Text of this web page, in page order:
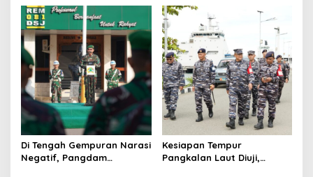
TP 933/Macan Wilis
Pangan, hingga Satuan
Baru di Malang
Di Tengah Gempuran Narasi
Negatif, Pangdam
Kesiapan Tempur
Pangkalan Laut Diuji,